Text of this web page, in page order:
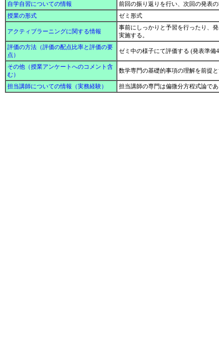
自学自習についての情報
前回の振り返りを行い、次回の発表
授業の形式
ゼミ形式
アクティブラーニングに関する情報
事前にしっかりと予習を行ったり、
実施する。
評価の方法（評価の配点比率と評価の要
点）
ゼミ中の様子にて評価する (発表準
その他（授業アンケートへのコメント含
む）
数学専門の基礎的事項の理解を前提
担当講師についての情報（実務経験） 担当講師の専門は偏微分方程式論で